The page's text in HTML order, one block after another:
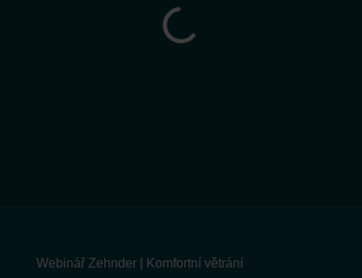
Webinář Zehnder | Komfortní větrání